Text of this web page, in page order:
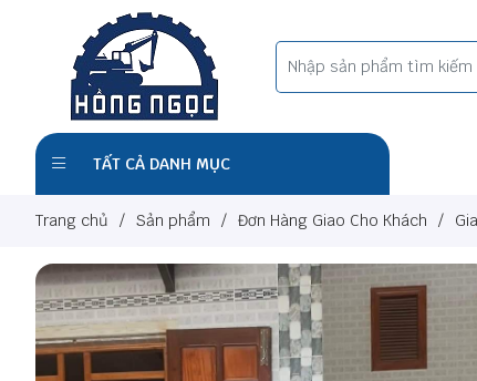
TẤT CẢ DANH MỤC
Trang chủ / Sản phẩm / Đơn Hàng Giao Cho Khách /